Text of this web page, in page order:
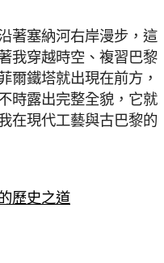
著塞納河右岸漫步，這
我穿越時空、複習巴黎
爾鐵塔就出現在前方，
時露出完整全貌，它就
在現代工藝與古巴黎的
歷史之道